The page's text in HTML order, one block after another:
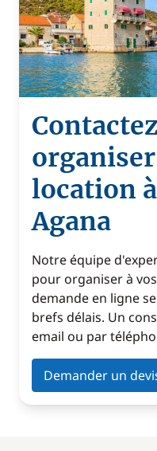
location
Agana
Notre équipe
pour organiser à
demande en ligne
brefs délais. Un
email ou par
Demander un